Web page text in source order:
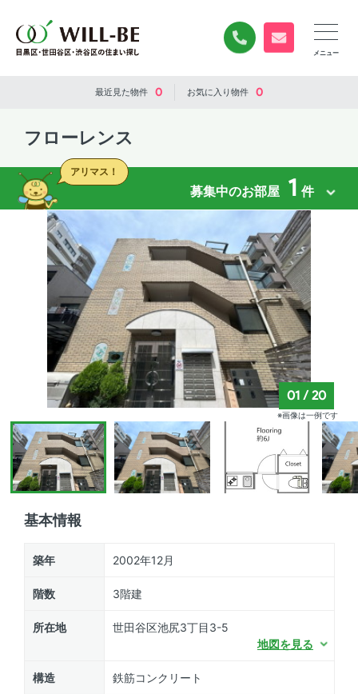
0120-840-834
無料お問い合
最近見た物件 0 お気に入り物件 0
フローレンス
募集中のお部屋 1 件
アリマス！
基本情報
築年 2002年12月
階数 3階建
所在地
世田谷区池尻3丁目3-5
地図を見る
構造 鉄筋コンクリート
01 /20
※画像は一例です